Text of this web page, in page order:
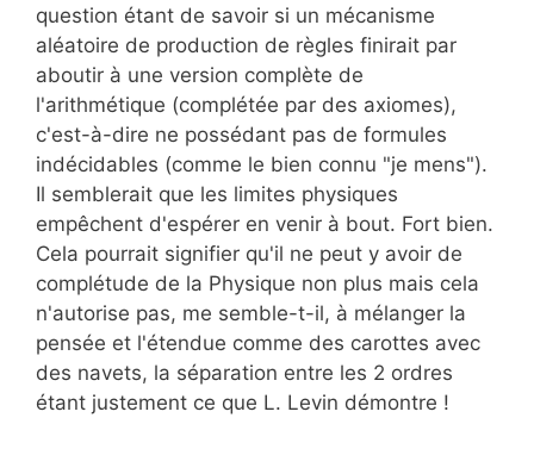
question étant de savoir si un mécanisme
aléatoire de production de règles finirait par
aboutir à une version complète de
l'arithmétique (complétée par des axiomes),
c'est-à-dire ne possédant pas de formules
indécidables (comme le bien connu "je mens").
Il semblerait que les limites physiques
empêchent d'espérer en venir à bout. Fort bien.
Cela pourrait signifier qu'il ne peut y avoir de
complétude de la Physique non plus mais cela
n'autorise pas, me semble-t-il, à mélanger la
pensée et l'étendue comme des carottes avec
des navets, la séparation entre les 2 ordres
étant justement ce que L. Levin démontre !